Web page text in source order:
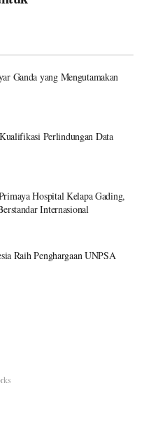
Ganda yang Mengutamakan
Perlindungan Data
Hospital Kelapa Gading,
Internasional
Raih Penghargaan UNPSA